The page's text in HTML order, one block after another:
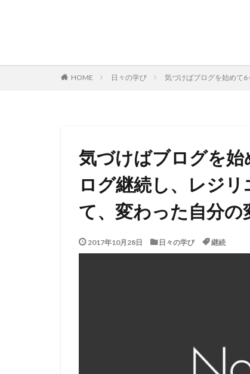
HOME 日々の学び 気づけばブログを始めて
気づけばブログを
ログ継続し、レジ
て、変わった自分の
2017年10月28日 日々の学び 継続